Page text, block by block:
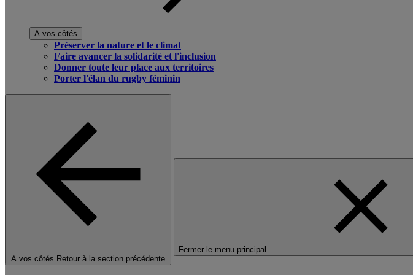
A vos côtés
Préserver la nature et le climat
Faire avancer la solidarité et l'inclusion
Donner toute leur place aux territoires
Porter l'élan du rugby féminin
A vos côtés Retour à la section précédente
Fermer le menu principal